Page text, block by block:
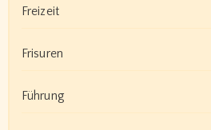
Freizeit
Frisuren
Führung